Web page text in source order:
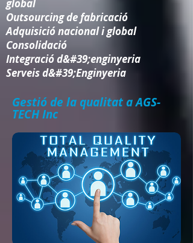
global
Outsourcing de fabricació
Adquisició nacional i global
Consolidació​
Integració d&#39;enginyeria​
Serveis d&#39;Enginyeria
Gestió de la qualitat a AGS-
TECH Inc